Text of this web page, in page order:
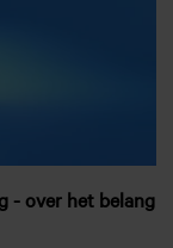
- over het belang